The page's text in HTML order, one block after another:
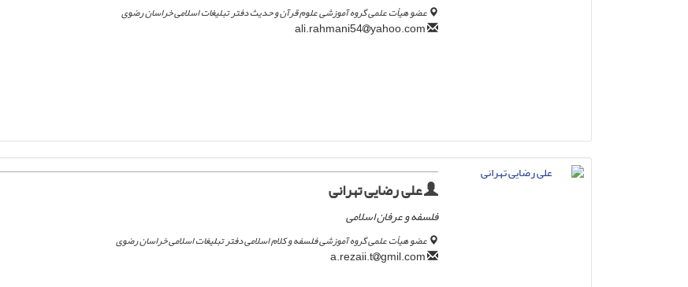
عضو هیأت علمی گروه آموزشی علوم قرآن و حدیث دفتر تبلیغات اسلامی خراسان رضوی
yahoo.com
علی رضایی تهرانی
فلسفه و عرفان اسلامی
عضو هیأت علمی گروه آموزشی فلسفه و کلام اسلامی دفتر تبلیغات اسلامی خراسان رضوی
gmil.com